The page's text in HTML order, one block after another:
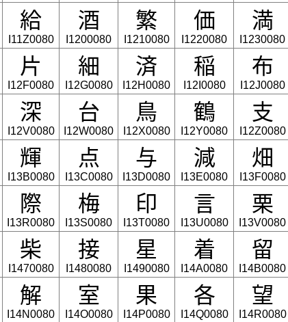
給
I11Z0080
酒
I1200080
繁
I1210080
価
I1220080
満
I1230080
片
I12F0080
細
I12G0080
済
I12H0080
稲
I12I0080
布
I12J0080
深
I12V0080
台
I12W0080
鳥
I12X0080
鶴
I12Y0080
支
I12Z0080
輝
I13B0080
点
I13C0080
与
I13D0080
減
I13E0080
畑
I13F0080
際
I13R0080
梅
I13S0080
印
I13T0080
言
I13U0080
栗
I13V0080
柴
I1470080
接
I1480080
星
I1490080
着
I14A0080
留
I14B0080
解
I14N0080
室
I14O0080
果
I14P0080
各
I14Q0080
望
I14R0080